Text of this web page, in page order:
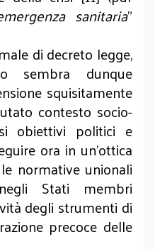
sanitaria”
di decreto legge,
sembra dunque
squisitamente
contesto socio-
obiettivi politici e
ora in un’ottica
normative unionali
Stati membri
degli strumenti di
precoce delle